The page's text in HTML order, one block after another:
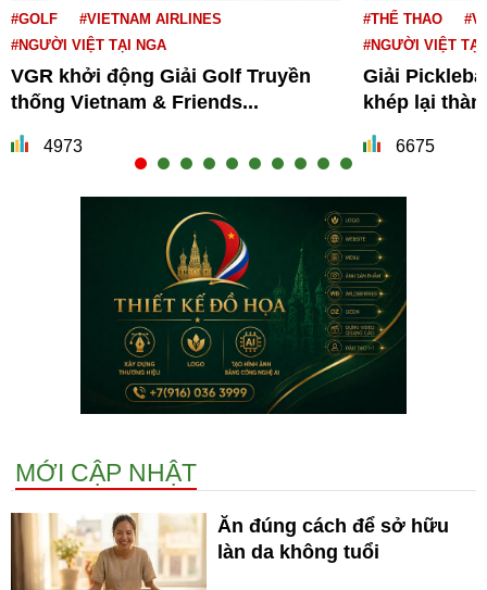
#GOLF
#VIETNAM AIRLINES
#NGƯỜI VIỆT TẠI NGA
VGR khởi động Giải Golf Truyền
thống Vietnam & Friends...
4973
#THỂ THAO
#NGƯỜI VIỆT TẠI
Giải
khép lại
6675
MỚI CẬP NHẬT
Ăn đúng cách để sở hữu
làn da không tuổi